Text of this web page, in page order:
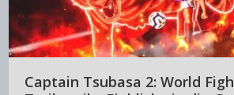
Captain Tsubasa 2: World